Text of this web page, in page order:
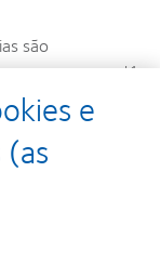
são
fáceis de usar.†1-
reduz o
metade e
e informações
e